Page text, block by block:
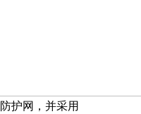
护网，并采用